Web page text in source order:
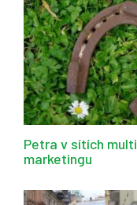
Petra v sítích
marketingu